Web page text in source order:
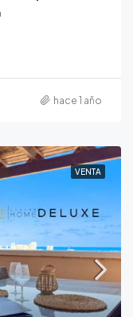
hace 1 año
VENTA